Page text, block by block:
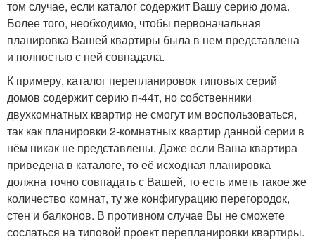
том случае, если каталог содержит Вашу серию дома.
Более того, необходимо, чтобы первоначальная
планировка Вашей квартиры была в нем представлена
и полностью с ней совпадала.
К примеру, каталог перепланировок типовых серий
домов содержит серию п-44т, но собственники
двухкомнатных квартир не смогут им воспользоваться,
так как планировки 2-комнатных квартир данной серии в
нём никак не представлены. Даже если Ваша квартира
приведена в каталоге, то её исходная планировка
должна точно совпадать с Вашей, то есть иметь такое же
количество комнат, ту же конфигурацию перегородок,
стен и балконов. В противном случае Вы не сможете
сослаться на типовой проект перепланировки квартиры.